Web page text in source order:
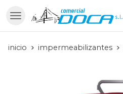
inicio impermeabilizantes